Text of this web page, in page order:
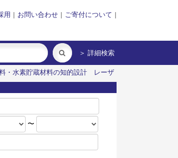
用 | お問い合わせ | ご寄付について |
＞ 詳細検索
・水素貯蔵材料の知的設計
レーザ
〜